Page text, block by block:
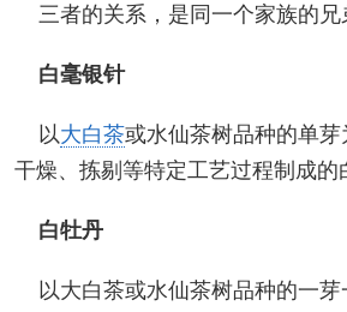
三者的关系，是同一个家族的兄
白毫银针
以大白茶或水仙茶树品种的单芽
干燥、拣剔等特定工艺过程制成的
白牡丹
以大白茶或水仙茶树品种的一芽